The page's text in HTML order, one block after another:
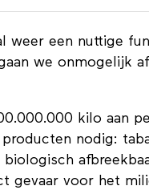
weer een nuttige
we onmogelijk
kilo aan
nodig:
gevaar voor het